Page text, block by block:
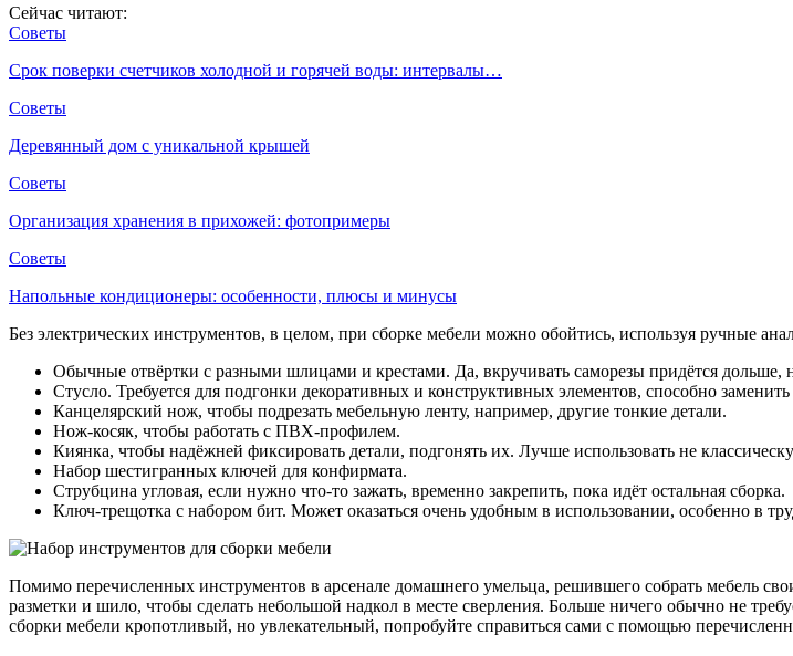
Сейчас читают:
Советы
Срок поверки счетчиков холодной и горячей воды: интервалы…
Советы
Деревянный дом с уникальной крышей
Советы
Организация хранения в прихожей: фотопримеры
Советы
Напольные кондиционеры: особенности, плюсы и минусы
Без электрических инструментов, в целом, при сборке мебели можно обойтись, используя ручные
Обычные отвёртки с разными шлицами и крестами. Да, вкручивать саморезы придётся дольше,
Стусло. Требуется для подгонки декоративных и конструктивных элементов, способно
Канцелярский нож, чтобы подрезать мебельную ленту, например, другие тонкие детали.
Нож-косяк, чтобы работать с ПВХ-профилем.
Киянка, чтобы надёжней фиксировать детали, подгонять их. Лучше использовать не
Набор шестигранных ключей для конфирмата.
Струбцина угловая, если нужно что-то зажать, временно закрепить, пока идёт остальная сборка.
Ключ-трещотка с набором бит. Может оказаться очень удобным в использовании, особенно в
Помимо перечисленных инструментов в арсенале домашнего умельца, решившего собрать мебель
разметки и шило, чтобы сделать небольшой надкол в месте сверления. Больше ничего обычно не
сборки мебели кропотливый, но увлекательный, попробуйте справиться сами с помощью